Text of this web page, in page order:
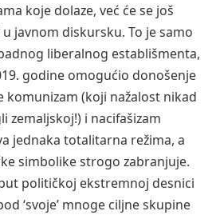
koje dolaze, već će se još
javnom diskursku. To je samo
liberalnog establišmenta,
godine omogućio donošenje
komunizam (koji nažalost nikad
zemaljskoj!) i nacifašizam
jednaka totalitarna režima, a
simbolike strogo zabranjuje.
političkoj ekstremnoj desnici
‘svoje’ mnoge ciljne skupine